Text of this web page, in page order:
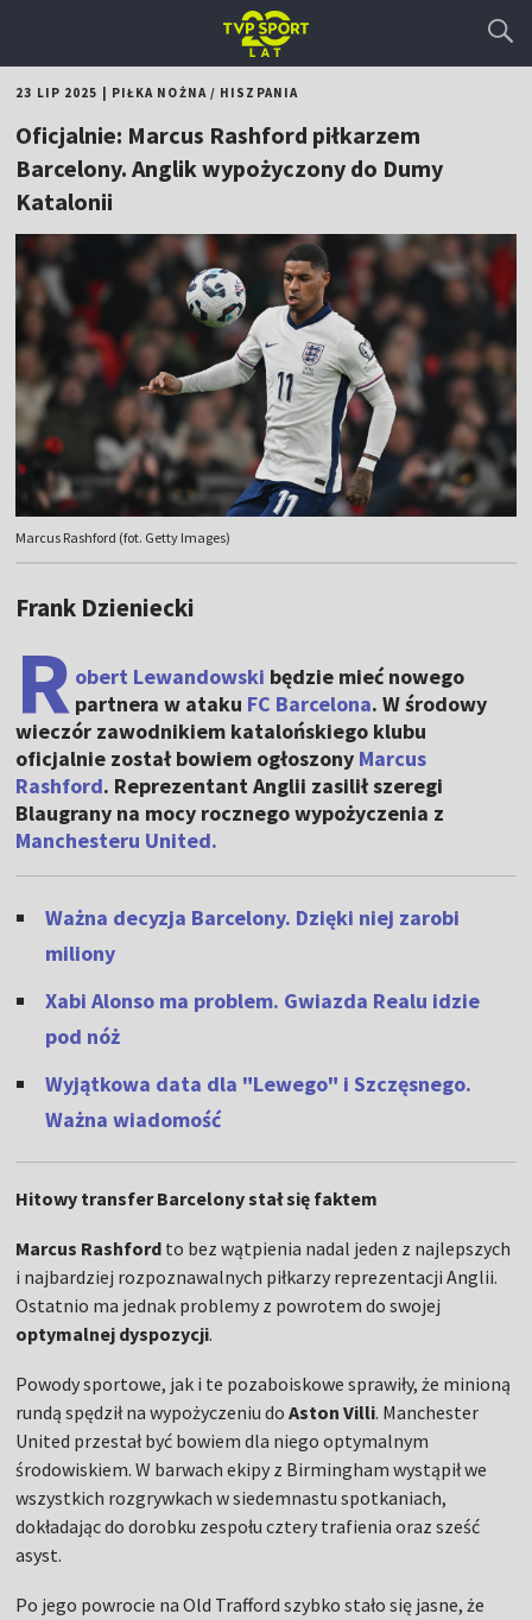
23 LIP 2025 PIŁKA NOŻNA/ HISZPANIA
Oficjalnie: Marcus Rashford piłkarzem
Barcelony. Anglik wypożyczony do Dumy
Katalonii
Marcus Rashford (fot. Getty Images)
Frank Dzieniecki
R obert Lewandowski będzie mieć nowego
partnera w ataku FC Barcelona. W środowy
wieczór zawodnikiem katalońskiego klubu
oficjalnie został bowiem ogłoszony Marcus
Rashford. Reprezentant Anglii zasilił szeregi
Blaugrany na mocy rocznego wypożyczenia z
Manchesteru United.
Ważna decyzja Barcelony. Dzięki niej zarobi
miliony
Xabi Alonso ma problem. Gwiazda Realu idzie
pod nóż
Wyjątkowa data dla "Lewego" i Szczęsnego.
Ważna wiadomość
Hitowy transfer Barcelony stał się faktem
Marcus Rashford to bez wątpienia nadal jeden z najlepszych
i najbardziej rozpoznawalnych piłkarzy reprezentacji Anglii.
Ostatnio ma jednak problemy z powrotem do swojej
optymalnej dyspozycji.
Powody sportowe, jak i te pozaboiskowe sprawiły, że minioną
rundą spędził na wypożyczeniu doAston Villi. Manchester
United przestał być bowiem dla niego optymalnym
środowiskiem. W barwach ekipy z Birmingham wystąpił we
wszystkich rozgrywkach w siedemnastu spotkaniach,
dokładając do dorobku zespołu cztery trafienia oraz sześć
asyst.
Po jego powrocie na Old Trafford szybko stało się jasne, że